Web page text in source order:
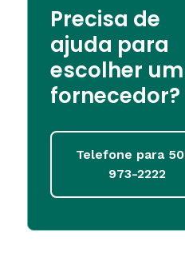
Precisa de
ajuda para
escolher um
fornecedor?
Telefone para
973-2222